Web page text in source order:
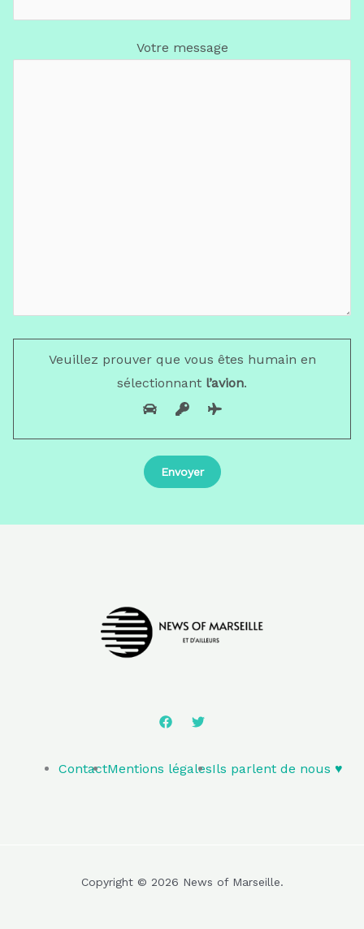
Votre message
Veuillez prouver que vous êtes humain en
sélectionnant l’avion.
ContactMentions légalesIls parlent de nous ♥️
Copyright © 2026 News of Marseille.